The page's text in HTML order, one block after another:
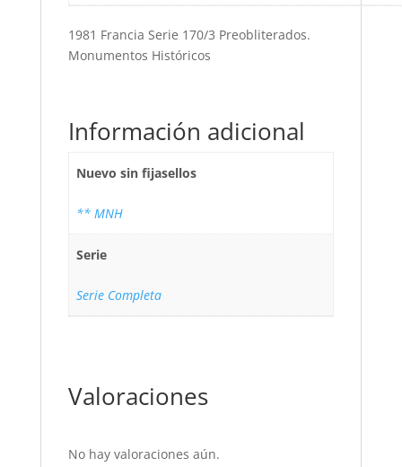
1981 Francia Serie 170/3 Preobliterados.
Monumentos Históricos
Información adicional
Nuevo sin fijasellos
** MNH
Serie
Serie Completa
Valoraciones
No hay valoraciones aún.